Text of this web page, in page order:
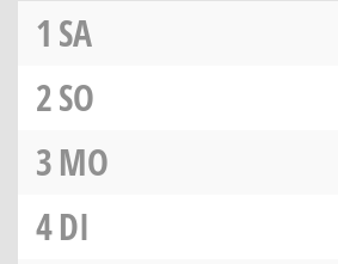
1 SA
2SO
3MO
4DI